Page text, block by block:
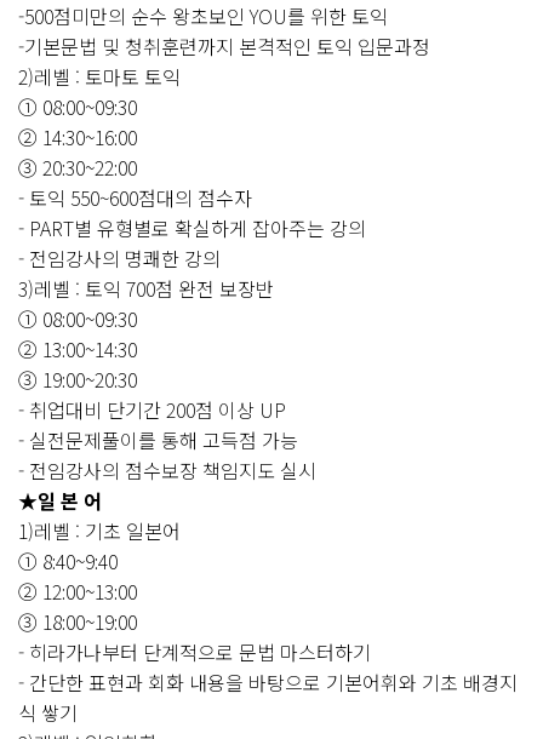
-500점미만의 순수 왕초보인 YOU를 위한 토익
-기본문법 및 청취훈련까지 본격적인 토익 입문과정
2)레벨 : 토마토 토익
① 08:00~09:30
② 14:30~16:00
③ 20:30~22:00
- 토익 550~600점대의 점수자
- PART별 유형별로 확실하게 잡아주는 강의
- 전임강사의 명쾌한 강의
3)레벨 : 토익 700점 완전 보장반
① 08:00~09:30
② 13:00~14:30
③ 19:00~20:30
- 취업대비 단기간 200점 이상 UP
- 실전문제풀이를 통해 고득점 가능
- 전임강사의 점수보장 책임지도 실시
★일 본 어
1)레벨 : 기초 일본어
① 8:40~9:40
② 12:00~13:00
③ 18:00~19:00
- 히라가나부터 단계적으로 문법 마스터하기
- 간단한 표현과 회화 내용을 바탕으로 기본어휘와 기초 배경지
식 쌓기